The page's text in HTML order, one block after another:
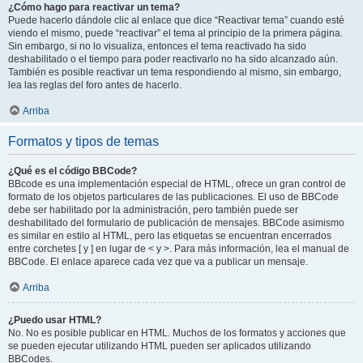
¿Cómo hago para reactivar un tema?
Puede hacerlo dándole clic al enlace que dice “Reactivar tema” cuando esté
viendo el mismo, puede “reactivar” el tema al principio de la primera página.
Sin embargo, si no lo visualiza, entonces el tema reactivado ha sido
deshabilitado o el tiempo para poder reactivarlo no ha sido alcanzado aún.
También es posible reactivar un tema respondiendo al mismo, sin embargo,
lea las reglas del foro antes de hacerlo.
Arriba
Formatos y tipos de temas
¿Qué es el código BBCode?
BBcode es una implementación especial de HTML, ofrece un gran control de
formato de los objetos particulares de las publicaciones. El uso de BBCode
debe ser habilitado por la administración, pero también puede ser
deshabilitado del formulario de publicación de mensajes. BBCode asimismo
es similar en estilo al HTML, pero las etiquetas se encuentran encerrados
entre corchetes [ y ] en lugar de < y >. Para más información, lea el manual de
BBCode. El enlace aparece cada vez que va a publicar un mensaje.
Arriba
¿Puedo usar HTML?
No. No es posible publicar en HTML. Muchos de los formatos y acciones que
se pueden ejecutar utilizando HTML pueden ser aplicados utilizando
BBCodes.